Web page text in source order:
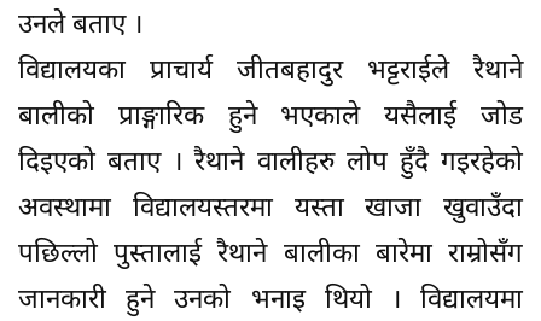
उनले बताए ।
विद्यालयका प्राचार्य जीतबहादुर भट्टराईले रैथाने
बालीको प्राङ्गारिक हुने भएकाले यसैलाई जोड
दिइएको बताए । रैथाने वालीहरु लोप हुँदै गइरहेको
अवस्थामा विद्यालयस्तरमा यस्ता खाजा खुवाउँदा
पछिल्लो पुस्तालाई रैथाने बालीका बारेमा राम्रोसँग
जानकारी हुने उनको भनाइ थियो । विद्यालयमा